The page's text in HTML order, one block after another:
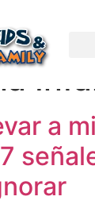
a